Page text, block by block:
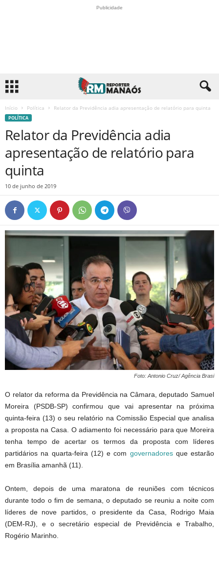
Publicidade
Início Política Relator da Previdência adia apresentação de relatório para quinta
POLÍTICA
Relator da Previdência adia
apresentação de relatório para
quinta
10 de junho de 2019
Foto: Antonio Cruz/ Agência Brasi
O relator da reforma da Previdência na Câmara, deputado Samuel
Moreira (PSDB-SP) confirmou que vai apresentar na próxima
quinta-feira (13) o seu relatório na Comissão Especial que analisa
a proposta na Casa. O adiamento foi necessário para que Moreira
tenha tempo de acertar os termos da proposta com líderes
partidários na quarta-feira (12) e com governadoresque estarão
em Brasília amanhã (11).
Ontem, depois de uma maratona de reuniões com técnicos
durante todo o fim de semana, o deputado se reuniu a noite com
líderes de nove partidos, o presidente da Casa, Rodrigo Maia
(DEM-RJ), e o secretário especial de Previdência e Trabalho,
Rogério Marinho.